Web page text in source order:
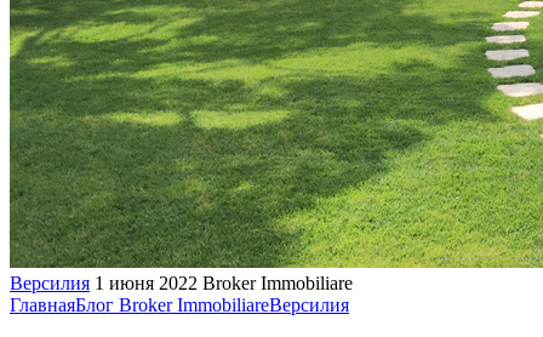
Версилия 1 июня 2022 Broker Immobiliare
ГлавнаяБлог Broker ImmobiliareВерсилия